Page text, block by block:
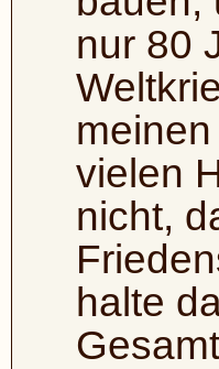
nur 80
vielen
nicht,
halte